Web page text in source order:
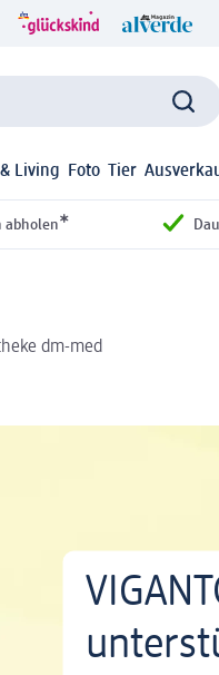
Living Foto Tier
abholen*
dm-med